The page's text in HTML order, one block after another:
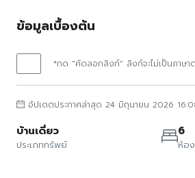
ข้อมูลเบื้องต้น
*กด "คัดลอกลิงก์" ลิงก์จะไม่เป็นภาษา
อัปเดตประกาศล่าสุด 24 มิถุนายน 2026
บ้านเดี่ยว
ประเภททรัพย์
6
ห้อ